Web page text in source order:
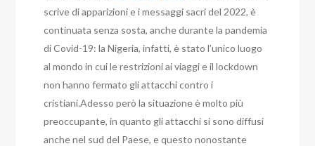
scrive di apparizioni e i messaggi sacri del 2022, è
continuata senza sosta, anche durante la pandemia
di Covid-19: la Nigeria, infatti, è stato l’unico luogo
al mondo in cui le restrizioni ai viaggi e il lockdown
non hanno fermato gli attacchi contro i
cristiani.Adesso però la situazione è molto più
preoccupante, in quanto gli attacchi si sono diffusi
anche nel sud del Paese, e questo nonostante